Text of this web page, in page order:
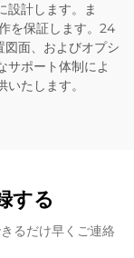
設計します。ま
を保証します。24
面、およびオプシ
サポート体制によ
たします。
する
るだけ早くご連絡